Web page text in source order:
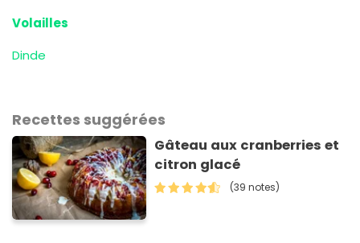
Volailles
Dinde
Recettes suggérées
Gâteau aux cranberries et
citron glacé
(39 notes)